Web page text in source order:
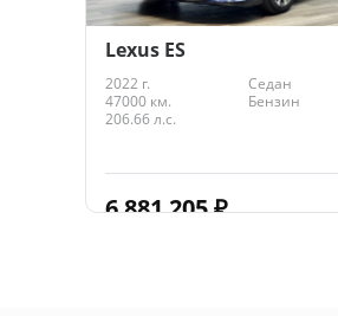
Lexus ES
2022 г.
Седан
47000 км.
Бензин
206.66 л.с.
6 881 205₽